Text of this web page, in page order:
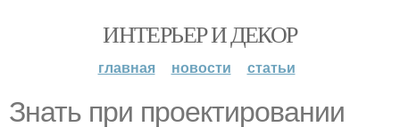
ИНТЕРЬЕР И ДЕКОР
главная новости статьи
Знать при проектировании